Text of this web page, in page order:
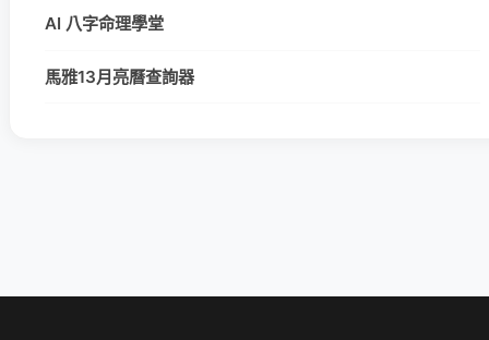
AI 八字命理學堂
馬雅13月亮曆查詢器